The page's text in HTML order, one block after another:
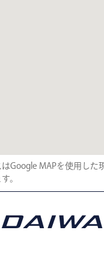
Google MAPを使用した
。